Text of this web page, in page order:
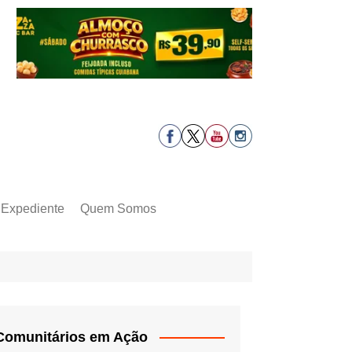
Expediente Quem Somos
em Ação